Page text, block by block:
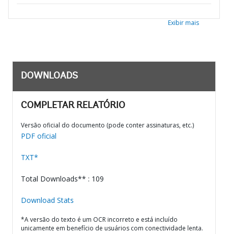
Exibir mais
DOWNLOADS
COMPLETAR RELATÓRIO
Versão oficial do documento (pode conter assinaturas, etc.)
PDF oficial
TXT*
Total Downloads** : 109
Download Stats
*A versão do texto é um OCR incorreto e está incluído
unicamente em benefício de usuários com conectividade lenta.